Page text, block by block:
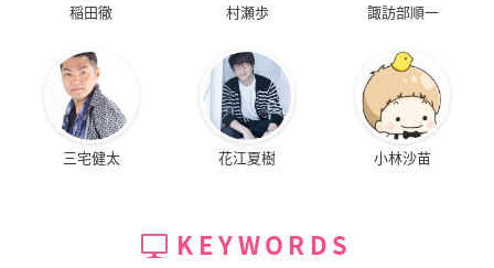
稲田徹 村瀬歩 諏訪部順一
三宅健太 花江夏樹 小林沙苗
KEYWORDS